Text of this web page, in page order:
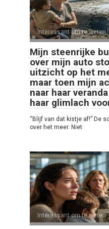
Interessant om te weten
Mijn steenrijke
over mijn auto
uitzicht op het
maar toen mijn
naar haar
haar glimlach
“Blijf van dat kistje af!” De
over het meer. Niet
Interessant om te weten